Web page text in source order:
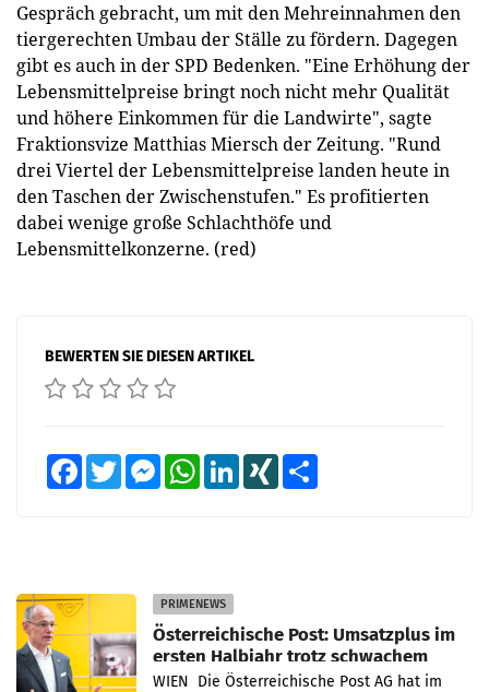
Gespräch gebracht, um mit den Mehreinnahmen den
tiergerechten Umbau der Ställe zu fördern. Dagegen
gibt es auch in der SPD Bedenken. "Eine Erhöhung der
Lebensmittelpreise bringt noch nicht mehr Qualität
und höhere Einkommen für die Landwirte", sagte
Fraktionsvize Matthias Miersch der Zeitung. "Rund
drei Viertel der Lebensmittelpreise landen heute in
den Taschen der Zwischenstufen." Es profitierten
dabei wenige große Schlachthöfe und
Lebensmittelkonzerne. (red)
BEWERTEN SIE DIESEN ARTIKEL
FacebookTwitter MessengerWhatsAppLinkedInXING
PRIMENEWS
Österreichische Post: Umsatzplus im
ersten Halbjahr trotz schwachem
Briefgeschäft
WIEN Die Österreichische Post AG hat im